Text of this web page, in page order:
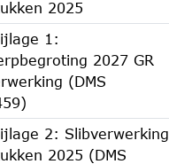
2025
1:
2027 GR
(DMS
2: Slibverwerking
2025 (DMS